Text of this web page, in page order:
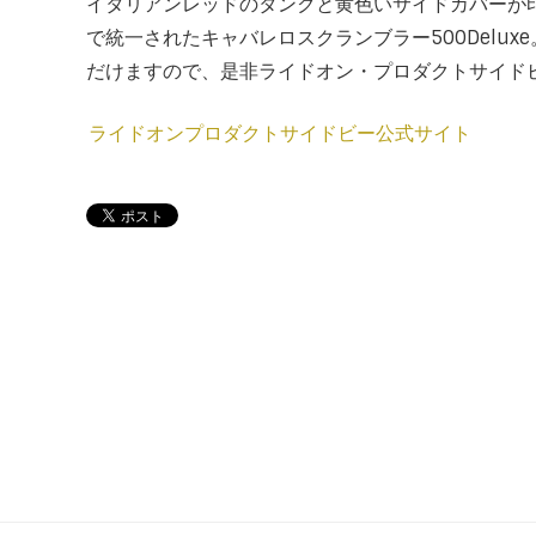
で統一されたキャバレロスクランブラー
だけますので、是非ライドオン・プロダクトサイド
ライドオンプロダクトサイドビー公式サイト